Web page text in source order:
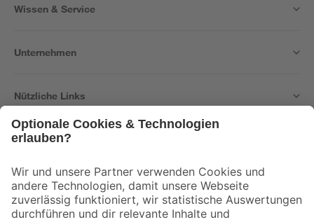
Wissen & Service
Unternehmen
Nützliche Links
Der toom Newsletter: Keine Angebote und Aktionen mehr verpassen!
Zur Newsletter Anmeldung